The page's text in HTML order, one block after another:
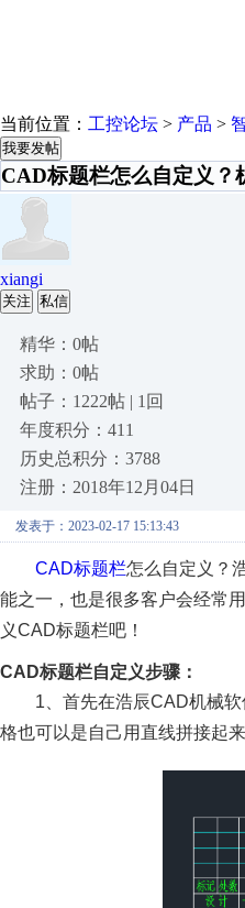
当前位置： 工控论坛 > 产品 >
我要发帖
CAD标题栏怎么自定义？
xiangi
关注 私信
精华：0帖
求助：0帖
帖子：1222帖 | 1回
年度积分：411
历史总积分：3788
注册：2018年12月04日
发表于：2023-02-17 15:13:43
CAD标题栏怎么自定义？
能之一，也是很多客户会经常
义CAD标题栏吧！
CAD标题栏自定义步骤：
1、首先在浩辰CAD机械
格也可以是自己用直线拼接起